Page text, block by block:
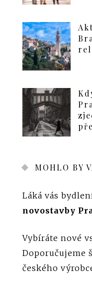
MOHLO BY
Láká vás
novostavby
Vybíráte nové
Doporučujeme
českého